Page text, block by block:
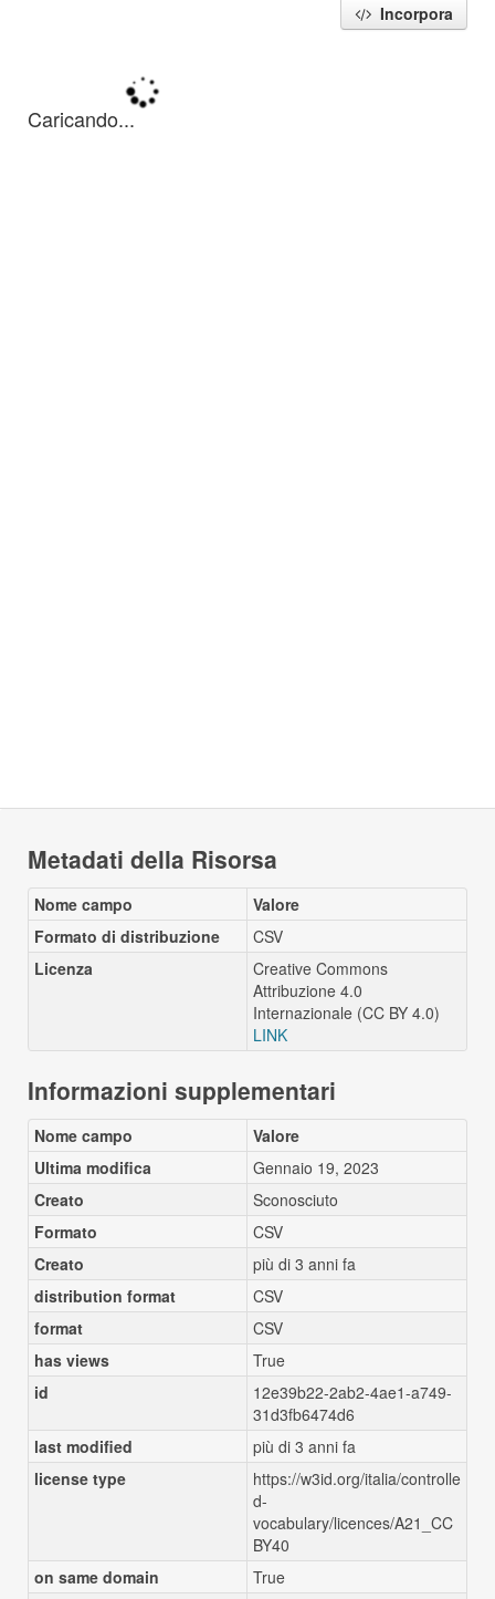
Incorpora
Metadati della Risorsa
Nome campo
Valore
Formato di distribuzione
CSV
Licenza
Creative Commons
Attribuzione 4.0
Internazionale (CC BY 4.0)
LINK
Informazioni supplementari
Nome campo
Valore
Ultima modifica
Gennaio 19, 2023
Creato
Sconosciuto
Formato
CSV
Creato
più di 3 anni fa
distribution format
CSV
format
CSV
has views
True
id
12e39b22-2ab2-4ae1-a749-
31d3fb6474d6
last modified
più di 3 anni fa
license type
https://w3id.org/italia/controlle
d-
vocabulary/licences/A21_CC
BY40
on same domain
True